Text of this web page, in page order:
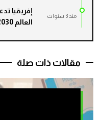
مند 3 سنوات
إفريقيا
العالم 2030
مقالات ذات صلة